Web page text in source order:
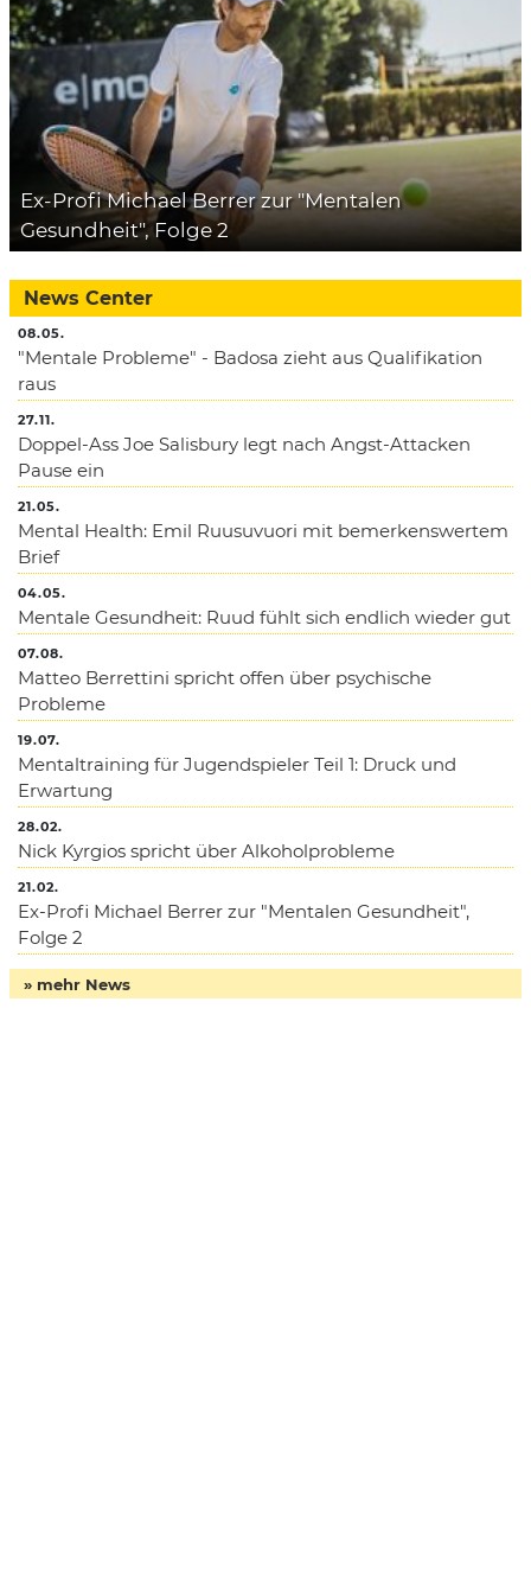
Ex-Profi Michael Berrer zur "Mentalen
Gesundheit", Folge 2
News Center
08.05.
"Mentale Probleme" - Badosa zieht aus Qualifikation
raus
27.11.
Doppel-Ass Joe Salisbury legt nach Angst-Attacken
Pause ein
21.05.
Mental Health: Emil Ruusuvuori mit bemerkenswertem
Brief
04.05.
Mentale Gesundheit: Ruud fühlt sich endlich wieder gut
07.08.
Matteo Berrettini spricht offen über psychische
Probleme
19.07.
Mentaltraining für Jugendspieler Teil 1: Druck und
Erwartung
28.02.
Nick Kyrgios spricht über Alkoholprobleme
21.02.
Ex-Profi Michael Berrer zur "Mentalen Gesundheit",
Folge 2
» mehr News